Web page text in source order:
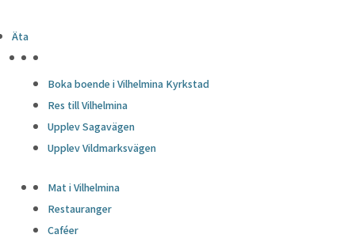
Äta
Boka boende i Vilhelmina Kyrkstad
Res till Vilhelmina
Upplev Sagavägen
Upplev Vildmarksvägen
Mat i Vilhelmina
Restauranger
Caféer